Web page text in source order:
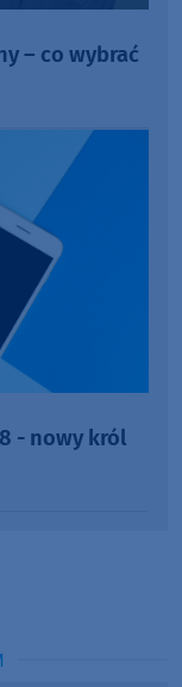
– co wybrać
- nowy król